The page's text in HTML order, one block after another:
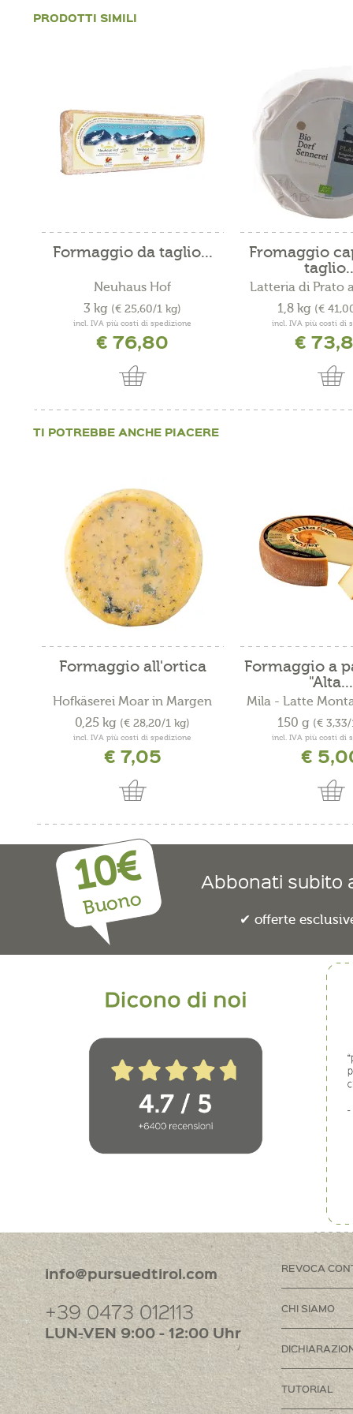
PRODOTTI SIMILI
Formaggio da taglio...
Neuhaus Hof
3 kg (€ 25,60/1 kg)
incl. IVA più costi di spedizione
€ 76,80
Fromaggio
Latteria di Prato
1,8 kg (€
incl. IVA più costi di
€
TI POTREBBE ANCHE PIACERE
Formaggio all'ortica
Hofkäserei Moar in Margen
0,25 kg (€ 28,20/1 kg)
incl. IVA più costi di spedizione
€ 7,05
Formaggio a
"Alta...
Mila - Latte
150 g (€
incl. IVA più costi di
€
10€
Buono
Abbonati subito
offerte
info@pursuedtirol.com
+39 0473 012113
LUN-VEN 9:00 - 12:00 Uhr
REVOCA
CHI SIAMO
TUTORIAL